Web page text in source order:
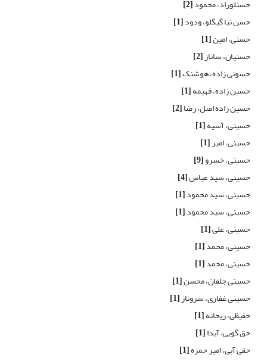
حسنلوراد، محمود[2]
حسن نیا گیگلو، ودود[1]
حسنی، امین[1]
حسنیان، ساناز[2]
حسونی زاده، هوشنک[1]
حسین زاده، فهیمه[1]
حسین زاده اصل، رضا[2]
حسینی، آسیه[1]
حسینی، امیر[1]
حسینی، خسرو[9]
حسینی، سید عباس[4]
حسینی، سید محمود[1]
حسینی، سید محمود[1]
حسینی، علی[1]
حسینی، محمد[1]
حسینی، محمد[1]
حسینی جلفان، محسن[1]
حسینی غفاری، سروناز[1]
حفیظی، ریحانه[1]
حق گویی، آیدا[1]
حقی آبی، امیر حمزه[1]